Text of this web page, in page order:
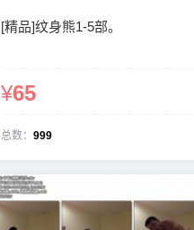
[精品]纹身熊1-5部。
¥65
总数： 999
您没
忘记密码